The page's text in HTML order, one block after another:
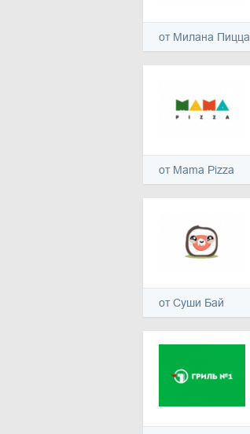
от Милана Пицца
от Mama Pizza
от Суши Бай